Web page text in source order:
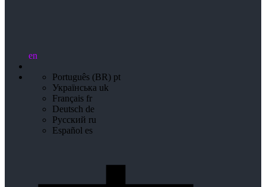
en
Português (BR) pt
Українська uk
Français fr
Deutsch de
Русский ru
Español es